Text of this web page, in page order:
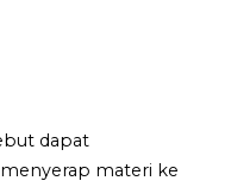
dapat
materi ke